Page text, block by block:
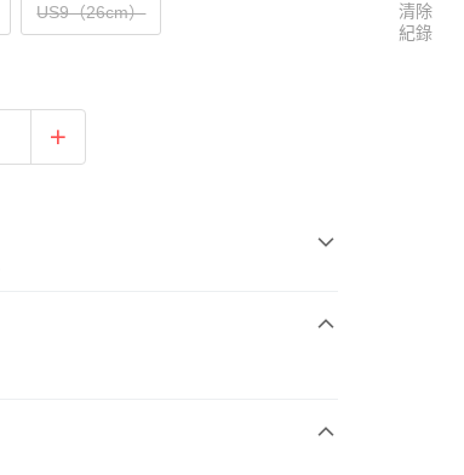
US9（26cm）
清除
紀錄